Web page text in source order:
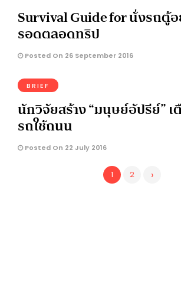
Survival Guide for นั่งรถตู้อ
รอดตลอดทริป
Posted On 26 September 2016
BRIEF
นักวิจัยสร้าง “มนุษย์อัปรีย์” เ
รถใช้ถนน
Posted On 22 July 2016
1 2 ›